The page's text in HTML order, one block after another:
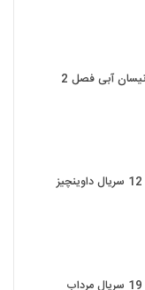
دانلود سریال نیسان آبی فصل 2